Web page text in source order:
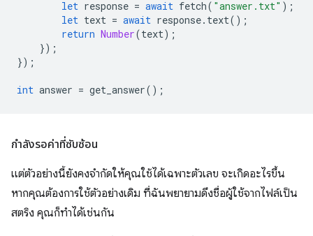
let response = await fetch( "answer.txt" );
let text = await response. text();
return Number(text);
});
});
int answer = get_answer();
กำลังรอค่าที่ซับซ้อน
แต่ตัวอย่างนี้ยังคงจำกัดให้คุณใช้ได้เฉพาะตัวเลข จะเกิดอะไรขึ้น
หากคุณต้องการใช้ตัวอย่างเดิม ที่ฉันพยายามดึงชื่อผู้ใช้จากไฟล์เป็น
สตริง คุณก็ทำได้เช่นกัน